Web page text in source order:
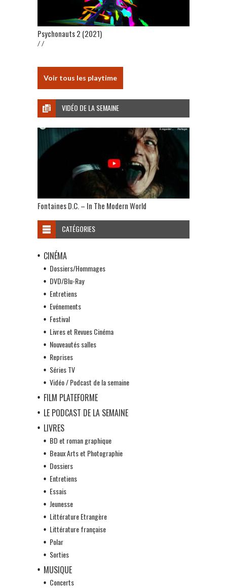
Psychonauts 2 (2021)
/ /
Voir tous les playtime
VIDÉO DE LA SEMAINE
Fontaines D.C. – In The Modern World
CATÉGORIES
CINÉMA
Dossiers/Hommages
DVD/Blu-Ray
Entretiens
Evénements
Festival
Livres et Revues Cinéma
Nouveautés salles
Reprises
Séries TV
Vidéo / Podcast de la semaine
FILM PLATEFORME
LE PODCAST DE LA SEMAINE
LIVRES
BD et roman graphique
Beaux Arts et Photographie
Dossiers
Entretiens
Essais
Jeunesse
Littérature Etrangère
Littérature française
Polar
Sorties
MUSIQUE
Concerts